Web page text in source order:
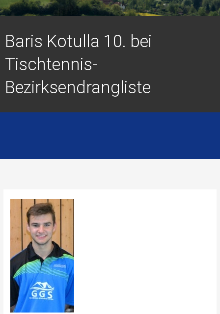
Baris Kotulla 10. bei
Tischtennis-
Bezirksendrangliste